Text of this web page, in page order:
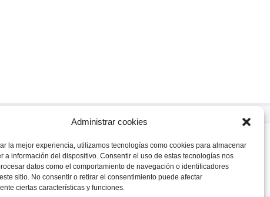
Administrar cookies
la mejor experiencia, utilizamos tecnologías como cookies para almacenar
a información del dispositivo. Consentir el uso de estas tecnologías nos
datos como el comportamiento de navegación o identificadores
sitio. No consentir o retirar el consentimiento puede afectar
ciertas características y funciones.
Argentina.